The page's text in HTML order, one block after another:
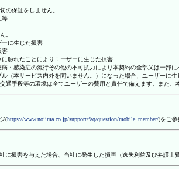
の保証をしません。
等
。
ーに生じた損害
害
触れたことによりユーザーに生じた損害
・感染症の流行その他の不可抗力により本契約の全部又は一部
（本サービス内外を問いません。）になった場合、ユーザーに生
手段等の環境は全てユーザーの費用と責任で備えます。また
(https://www.nojima.co.jp/support/faq/question/mobile_member/)をご参
損害を与えた場合、当社に発生した損害（逸失利益及び弁護士